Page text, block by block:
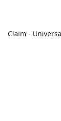
Claim -